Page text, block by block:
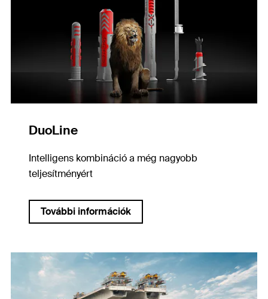
DuoLine
Intelligens kombináció a még nagyobb
teljesítményért
További információk